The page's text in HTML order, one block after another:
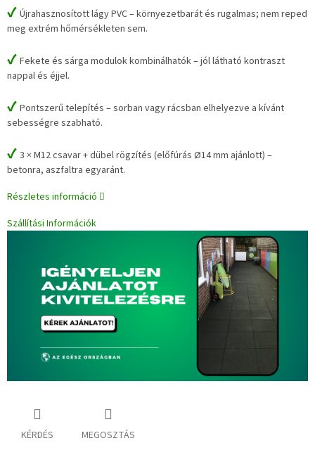
✔ Újrahasznosított lágy PVC – környezetbarát és rugalmas; nem reped
meg extrém hőmérsékleten sem.
✔ Fekete és sárga modulok kombinálhatók – jól látható kontraszt
nappal és éjjel.
✔ Pontszerű telepítés – sorban vagy rácsban elhelyezve a kívánt
sebességre szabható.
✔ 3 × M12 csavar + dübel rögzítés (előfúrás Ø14 mm ajánlott) –
betonra, aszfaltra egyaránt.
Részletes információ
Szállítási Információk
KÉRDÉS MEGOSZTÁS